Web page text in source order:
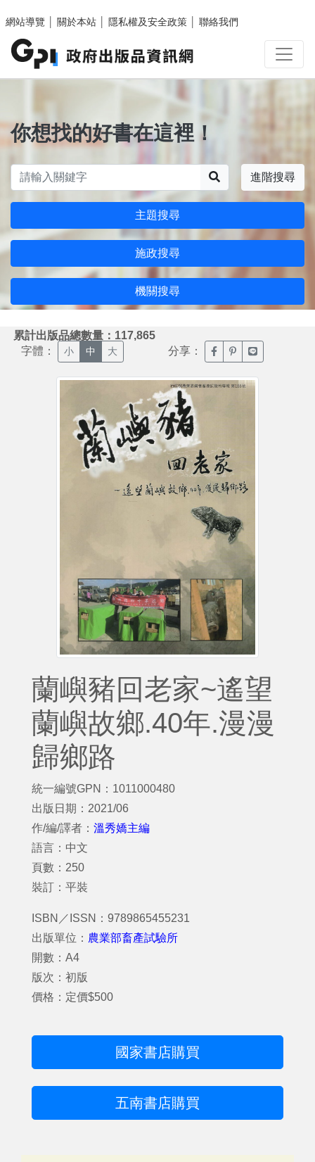
網站導覽
關於本站 隱私權及安全政策 聯絡我們
你想找的好書在這裡！
進階搜尋
主題搜尋
施政搜尋
機關搜尋
累計出版品總數量：117,865
字體： 小 中 大 分享： 臉書分享(另開新視窗)
噗浪分享(另開新
Line分享(另
蘭嶼豬回老家~遙望
蘭嶼故鄉.40年.漫漫
歸鄉路
統一編號GPN：1011000480
出版日期：2021/06
作/編/譯者： 溫秀嬌主編
語言：中文
頁數：250
裝訂：平裝
ISBN／ISSN：9789865455231
出版單位： 農業部畜產試驗所
開數：A4
版次：初版
價格：定價$500
國家書店購買
五南書店購買